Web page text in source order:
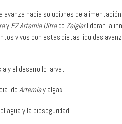
avanza hacia soluciones de
y EZ Artemia Ultrade Zeiglerlideran la
vivos con estas dietas líquidas
y el desarrollo larval.
de Artemiay algas.
agua y la bioseguridad.